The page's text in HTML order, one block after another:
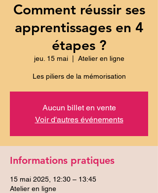
Comment réussir ses
apprentissages en 4
étapes ?
jeu. 15 mai
  |
Atelier en ligne
Les piliers de la mémorisation
Aucun billet en vente
Voir d'autres événements
Informations pratiques
15 mai 2025, 12:30 – 13:45
Atelier en ligne